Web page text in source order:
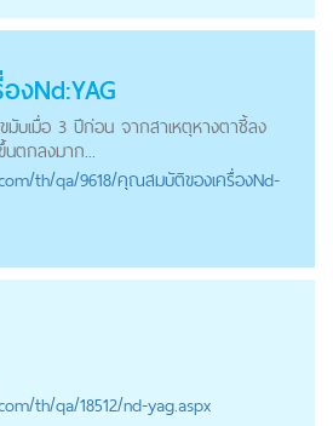
Nd:YAG
มับเมื่อ 3 ปีก่อน จากสาเหตุหางตาชี้ลง
นตกลงมาก...
/th/qa/9618/คุณสมบัติของเครื่องNd-
/th/qa/18512/nd-yag.aspx